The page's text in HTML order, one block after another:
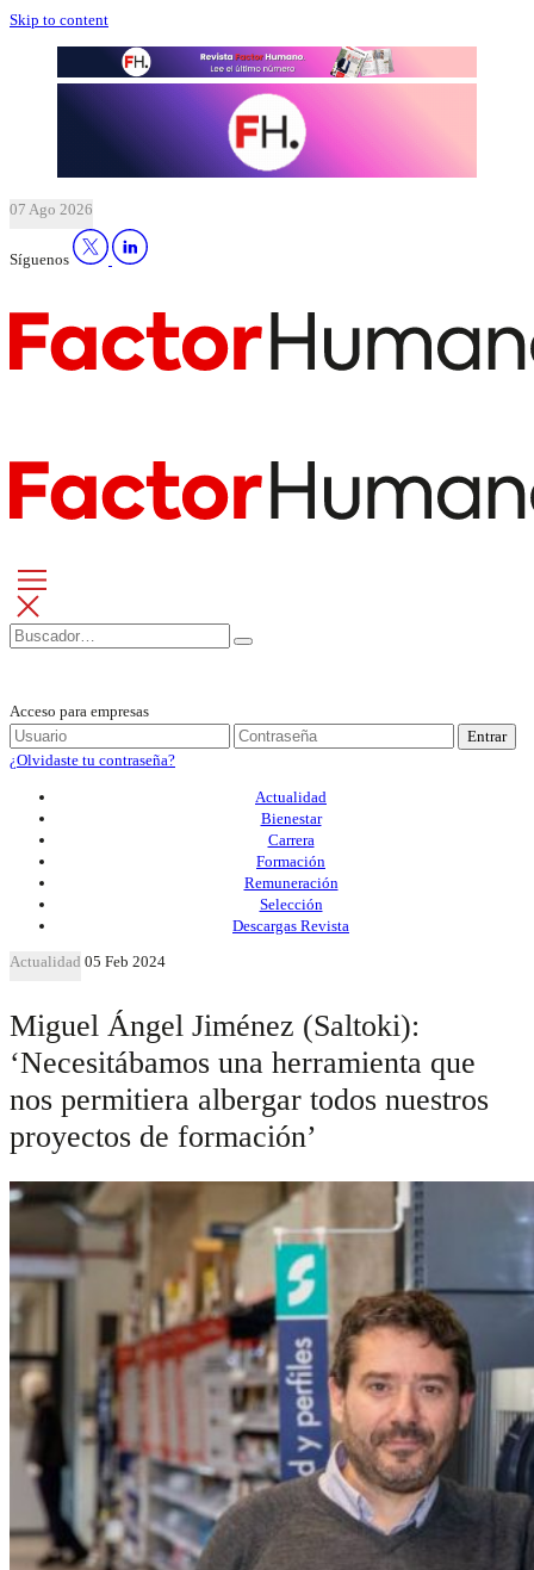
Skip to content
07 Ago 2026
Síguenos
Acceso para empresas
Entrar
¿Olvidaste tu contraseña?
Actualidad
Bienestar
Carrera
Formación
Remuneración
Selección
Descargas Revista
Actualidad 05 Feb 2024
Miguel Ángel Jiménez (Saltoki):
‘Necesitábamos una herramienta que
nos permitiera albergar todos nuestros
proyectos de formación’